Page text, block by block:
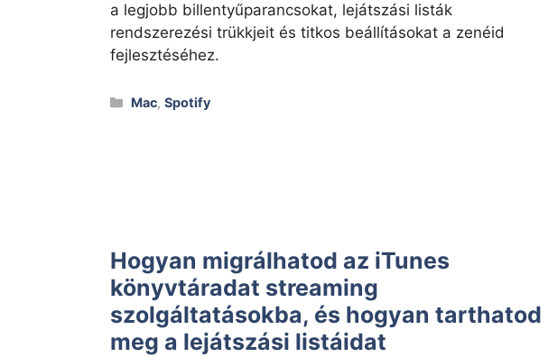
a legjobb billentyűparancsokat, lejátszási listák
rendszerezési trükkjeit és titkos beállításokat a zenéid
fejlesztéséhez.
Kategóriák
Mac,Spotify
Hogyan migrálhatod az iTunes
könyvtáradat streaming
szolgáltatásokba, és hogyan tarthatod
meg a lejátszási listáidat